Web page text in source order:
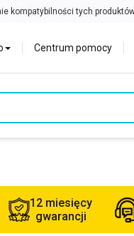
Centrum pomocy
12 miesięcy
gwarancji